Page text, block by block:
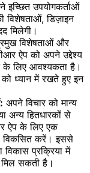
उपयोगकर्ताओं
डिज़ाइन
मिलेगी।
विशेषताओं और
ऐप को अपने उद्देश्य
के लिए आवश्यकता है।
ध्यान में रखते हुए इन
अपने विचार को मान्य
अन्य हितधारकों से
ऐप के लिए एक
विकसित करें। इससे
प्रक्रिया में
सकती है।